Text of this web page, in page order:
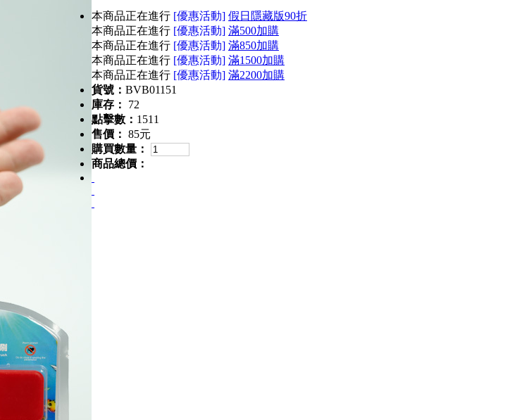
本商品正在進行 [優惠活動] 假日隱藏版90折
本商品正在進行 [優惠活動] 滿500加購
本商品正在進行 [優惠活動] 滿850加購
本商品正在進行 [優惠活動] 滿1500加購
本商品正在進行 [優惠活動] 滿2200加購
貨號： BVB01151
庫存：
72
點擊數： 1511
售價： 85元
購買數量：
商品總價：